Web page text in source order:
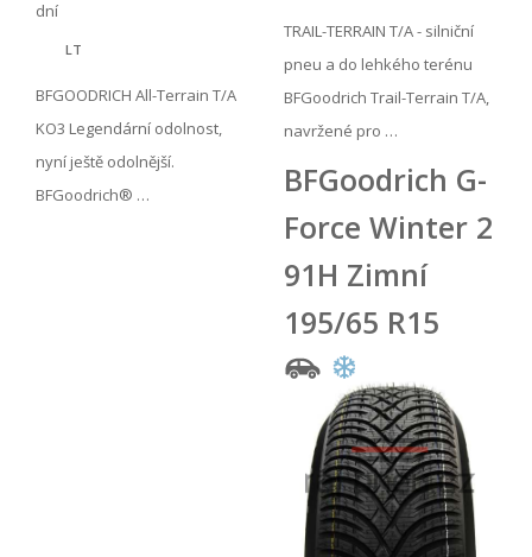
dní
LT
BFGOODRICH All-Terrain T/A
KO3 Legendární odolnost,
nyní ještě odolnější.
BFGoodrich® …
TRAIL-TERRAIN T/A - silniční
pneu a do lehkého terénu
BFGoodrich Trail-Terrain T/A,
navržené pro …
BFGoodrich G-
Force Winter 2
91H Zimní
195/65 R15